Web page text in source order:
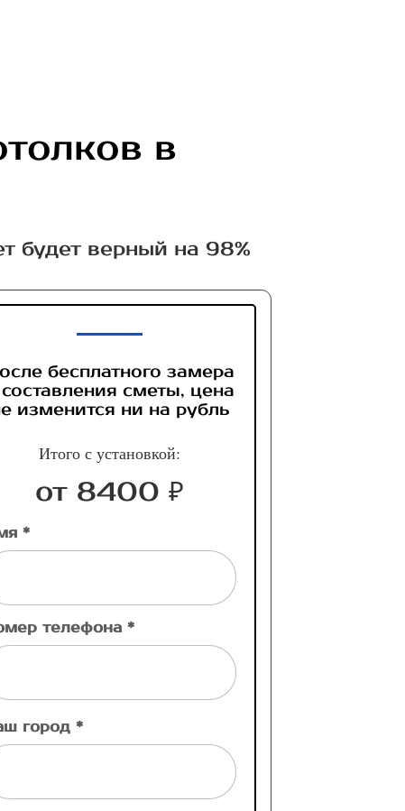
в
будет верный на 98%
бесплатного замера
сметы, цена
изменится ни на рубль
Итого с установкой:
от 8400 ₽
*
телефона *
город *